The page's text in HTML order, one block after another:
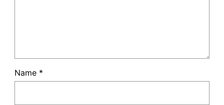
Name *